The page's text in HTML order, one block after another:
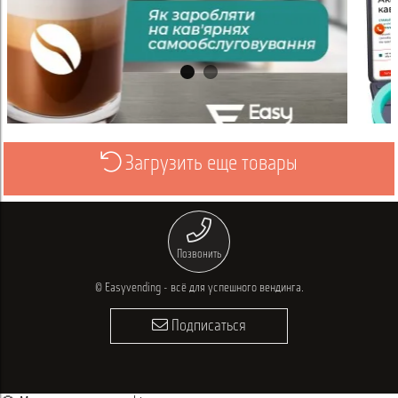
Просмотреть
Загрузить еще товары
Позвонить
© Easyvending - всё для успешного вендинга.
Подписаться